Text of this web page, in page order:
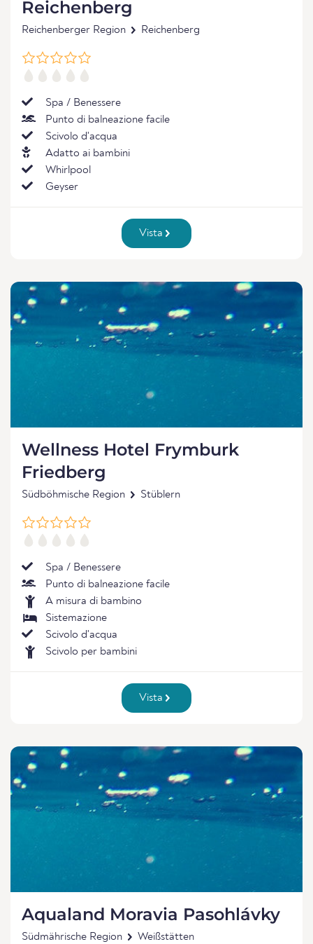
Reichenberg
Reichenberger Region Reichenberg
Spa / Benessere
Punto di balneazione facile
Scivolo d'acqua
Adatto ai bambini
Whirlpool
Geyser
Vista
Wellness Hotel Frymburk
Friedberg
Südböhmische Region Stüblern
Spa / Benessere
Punto di balneazione facile
A misura di bambino
Sistemazione
Scivolo d'acqua
Scivolo per bambini
Vista
Aqualand Moravia Pasohlávky
Südmährische Region Weißstätten